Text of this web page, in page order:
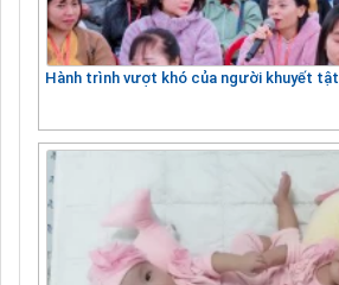
Hành trình vượt khó của người khuyết tật